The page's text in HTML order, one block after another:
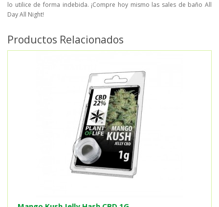
lo utilice de forma indebida. ¡Compre hoy mismo las sales de baño All
Day All Night!
Productos Relacionados